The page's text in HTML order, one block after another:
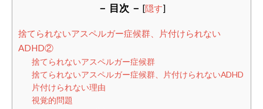
－ 目次 － [隠す]
捨てられないアスペルガー症候群、片付けられない
ADHD②
捨てられないアスペルガー症候群
捨てられないアスペルガー症候群、片付けられないADHD
片付けられない理由
視覚的問題